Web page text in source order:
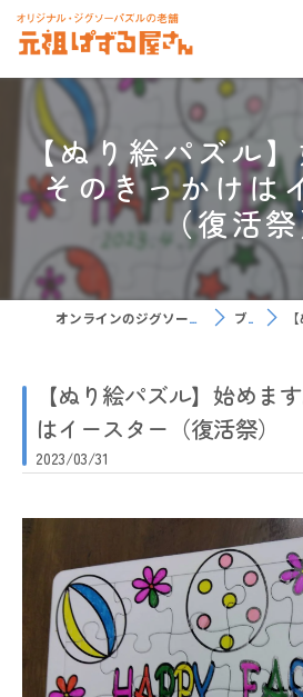
【ぬり絵パズル
そのきっかけは
（復活
オンラインのジグソーパズルなら元祖ぱずる屋さん ブログ 【
【ぬり絵パズル】始めま
はイースター（復活祭）
2023/03/31